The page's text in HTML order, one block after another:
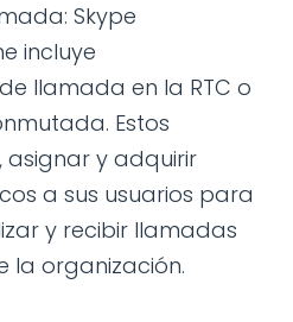
Skype
incluye
llamada en la RTC o
Estos
asignar y adquirir
a sus usuarios para
y recibir llamadas
la organización.